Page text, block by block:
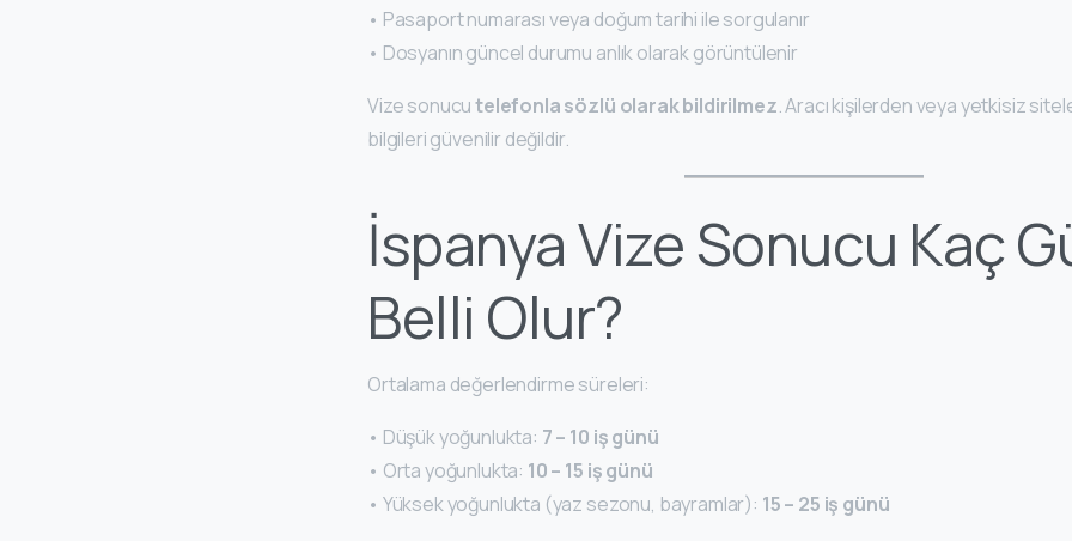
• Pasaport numarası veya doğum tarihi ile sorgulanır
• Dosyanın güncel durumu anlık olarak görüntülenir
Vize sonucutelefonla sözlü olarak bildirilmez. Aracı kişilerden veya yetkisiz
bilgileri güvenilir değildir.
İspanya Vize Sonucu Kaç
Belli Olur?
Ortalama değerlendirme süreleri:
• Düşük yoğunlukta: 7 – 10 iş günü
• Orta yoğunlukta: 10 – 15 iş günü
• Yüksek yoğunlukta (yaz sezonu, bayramlar): 15 – 25 iş günü